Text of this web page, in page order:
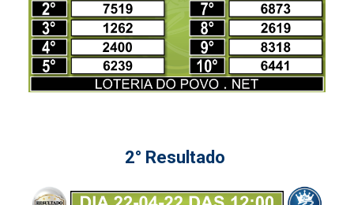
2° Resultado